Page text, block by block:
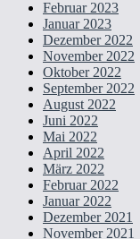
Februar 2023
Januar 2023
Dezember 2022
November 2022
Oktober 2022
September 2022
August 2022
Juni 2022
Mai 2022
April 2022
März 2022
Februar 2022
Januar 2022
Dezember 2021
November 2021